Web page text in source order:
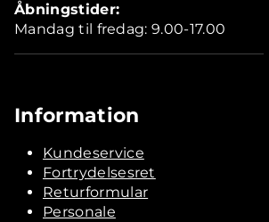
Åbningstider:
Mandag til fredag: 9.00-17.00
Information
Kundeservice
Fortrydelsesret
Returformular
Personale